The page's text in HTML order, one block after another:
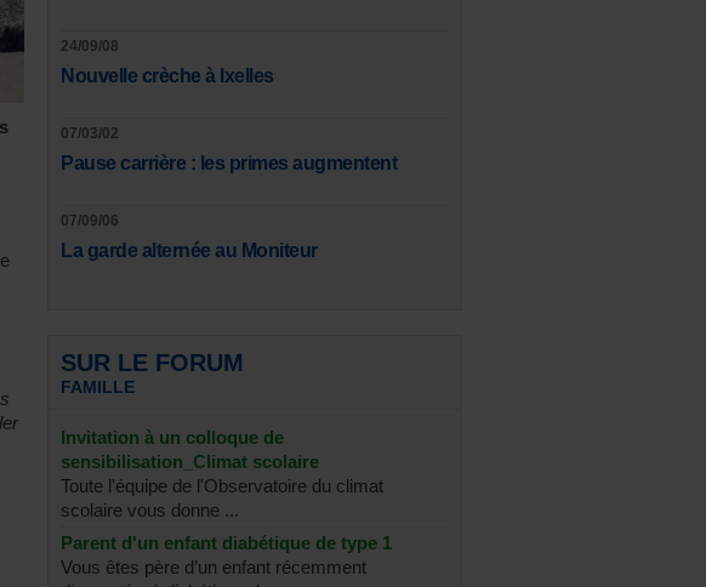
24/09/08
Nouvelle crèche à Ixelles
07/03/02
Pause carrière : les primes augmentent
07/09/06
La garde alternée au Moniteur
SUR LE FORUM
FAMILLE
Invitation à un colloque de
sensibilisation_Climat scolaire
Toute l'équipe de l'Observatoire du climat
scolaire vous donne ...
Parent d'un enfant diabétique de type 1
Vous êtes père d’un enfant récemment